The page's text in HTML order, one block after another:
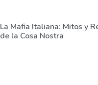
La Mafia Italiana: Mitos y
de la Cosa Nostra